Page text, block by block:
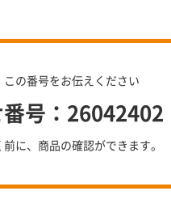
この番号をお伝えください
号：26042402
に、商品の確認ができます。